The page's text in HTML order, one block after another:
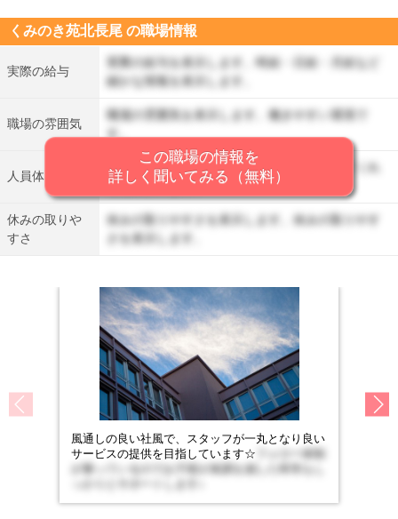
くみのき苑北長尾 の職場情報
実際の給与
実際の給与を表示します。時給・日給・月給など
細かな情報を表示します。
職場の雰囲気
職場の雰囲気を表示します。働きやすい環境で
人員体制
人員体制を表示します。丁寧に仕事を教えてくれ
る先輩がいます。
休みの取りや
すさ
休みの取りやすさを表示します。休みの取りやす
さを表示します。
この職場の情報を
詳しく聞いてみる（無料）
風通しの良い社風で、スタッフが一丸となり良い
サービスの提供を目指しています☆ フォロー体制
が整っているのでお子様が体調を崩した時等もし